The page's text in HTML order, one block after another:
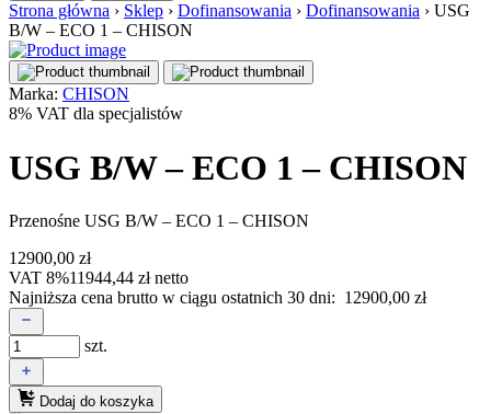
Strona główna › Sklep › Dofinansowania › Dofinansowania › USG
B/W – ECO 1 – CHISON
Marka: CHISON
8% VAT dla specjalistów
USG B/W – ECO 1 – CHISON
Przenośne USG B/W – ECO 1 – CHISON
12900,00 zł
VAT 8%11944,44 złnetto
Najniższa cena brutto w ciągu ostatnich 30 dni: 12900,00 zł
szt.
Dodaj do koszyka